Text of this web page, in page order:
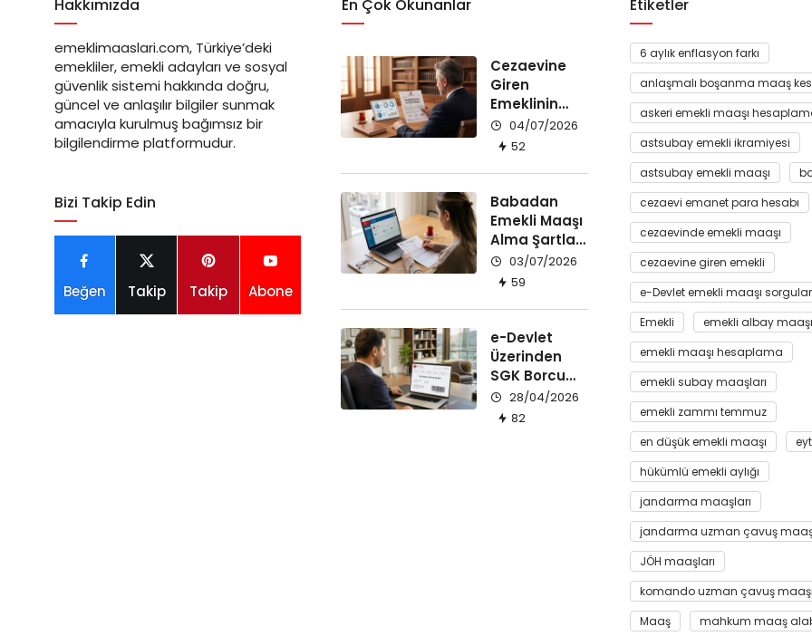
Hakkımızda
emeklimaaslari.com, Türkiye’deki
emekliler, emekli adayları ve sosyal
güvenlik sistemi hakkında doğru,
güncel ve anlaşılır bilgiler sunmak
amacıyla kurulmuş bağımsız bir
bilgilendirme platformudur.
Bizi Takip Edin
Beğen Takip Takip Abone
En Çok Okunanlar
Cezaevine
Giren
Emeklinin
Maaşı Kesilir
mi?
04/07/2026
52
Babadan
Emekli Maaşı
Alma Şartları
Nelerdir?
03/07/2026
59
e-Devlet
Üzerinden
SGK Borcu
Yoktur Yazısı
Nasıl Alınır?
28/04/2026
82
Etiketler
6 aylık enflasyon farkı
anlaşmalı boşanma maaş
askeri emekli maaşı
astsubay emekli ikramiyesi
astsubay emekli maaşı
cezaevi emanet para hesabı
cezaevinde emekli maaşı
cezaevine giren emekli
e-Devlet emekli maaşı
Emekli
emekli albay maaşı
emekli maaşı hesaplama
emekli subay maaşları
emekli zammı temmuz
en düşük emekli maaşı
eyt
hükümlü emekli aylığı
jandarma maaşları
jandarma uzman çavuş
JÖH maaşları
komando uzman çavuş maaşı
Maaş
mahkum maaş